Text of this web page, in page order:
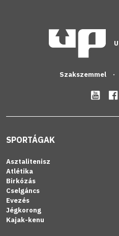
Szakszemmel
SPORTÁGAK
Asztalitenisz
Atlétika
Birkózás
Cselgáncs
Evezés
Jégkorong
Kajak-kenu